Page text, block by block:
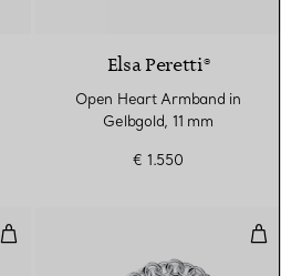
Elsa Peretti®
Open Heart Armband in
Gelbgold, 11 mm
€ 1.550
Kugelarmband mit Mini-